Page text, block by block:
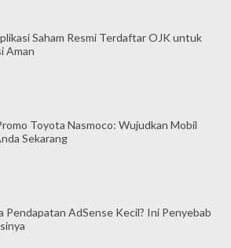
Saham Resmi Terdaftar OJK untuk
Aman
Toyota Nasmoco: Wujudkan Mobil
Sekarang
Pendapatan AdSense Kecil? Ini Penyebab